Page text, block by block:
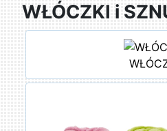
WŁÓCZKI i